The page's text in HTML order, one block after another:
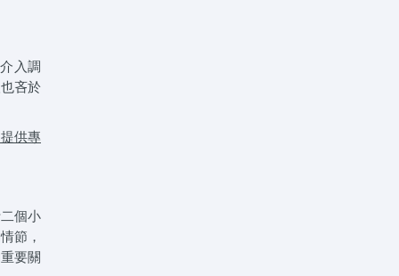
入調
吝於
供專
個小
節，
要關